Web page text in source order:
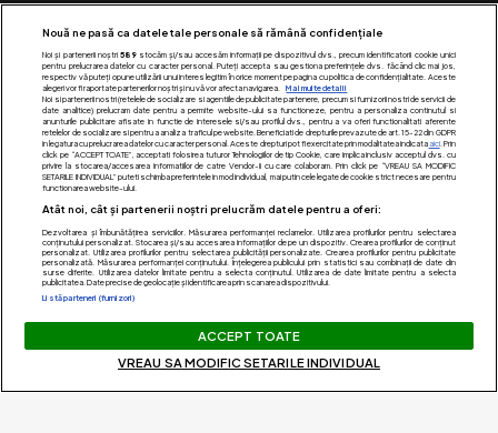
Urmărește-ne pe:
Acest site este creat si administrat de Digital Antena Group.
Toate drepturile rezervate.
Nouă ne pasă ca datele tale personale să rămână confidențiale
Noi și partenerii noștri 589stocăm și/sau accesăm informații pe dispozitivul dvs., precum identificatorii cookie unici
pentru prelucrarea datelor cu caracter personal. Puteți accepta sau gestiona preferințele dvs. făcând clic mai jos,
respectiv vă puteți opune utilizării unui interes legitim în orice moment pe pagina cu politica de confidențialitate. Aceste
alegeri vor fi raportate partenerilor noștri și nu vă vor afecta navigarea.
Mai multe detalii
Noi si partenerii nostri (retelele de socializare si agentiile de publicitate partenere, precum si furnizorii nostri de servicii de
date analitice) prelucram date pentru a permite website-ului sa functioneze, pentru a personaliza continutul si
anunturile publicitare afisate in functie de interesele si/sau profilul dvs., pentru a va oferi functionalitati aferente
retelelor de socializare si pentru a analiza traficul pe website. Beneficiati de drepturile prevazute de art. 15-22 din GDPR
in legatura cu prelucrarea datelor cu caracter personal. Aceste drepturi pot fi exercitate prin modalitatea indicataaici. Prin
click pe “ACCEPT TOATE”, acceptati folosirea tuturor Tehnologiilor de tip Cookie, care implica inclusiv acceptul dvs. cu
privire la stocarea/accesarea informatiilor de catre Vendor-ii cu care colaboram. Prin click pe “VREAU SA MODIFIC
SETARILE INDIVIDUAL” puteti schimba preferintele in mod individual, mai putin cele legate de cookie strict necesare pentru
functionarea website-ului.
Atât noi, cât și partenerii noștri prelucrăm datele pentru a oferi:
Dezvoltarea și îmbunătățirea serviciilor. Măsurarea performanței reclamelor. Utilizarea profilurilor pentru selectarea
conținutului personalizat. Stocarea și/sau accesarea informațiilor de pe un dispozitiv. Crearea profilurilor de conținut
personalizat. Utilizarea profilurilor pentru selectarea publicității personalizate. Crearea profilurilor pentru publicitate
personalizată. Măsurarea performanței conținutului. Înțelegerea publicului prin statistici sau combinații de date din
surse diferite. Utilizarea datelor limitate pentru a selecta conținutul. Utilizarea de date limitate pentru a selecta
publicitatea. Date precise de geolocație și identificarea prin scanarea dispozitivului.
Listă parteneri (furnizori)
ACCEPT TOATE
VREAU SA MODIFIC SETARILE INDIVIDUAL